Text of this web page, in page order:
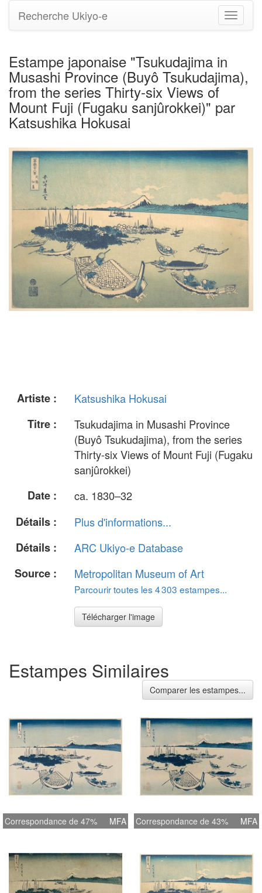
Basculer
la
Recherche Ukiyo-e
Estampe japonaise "Tsukudajima in
Musashi Province (Buyô Tsukudajima),
from the series Thirty-six Views of
Mount Fuji (Fugaku sanjûrokkei)" par
Katsushika Hokusai
Artiste :
Katsushika Hokusai
Titre :
Tsukudajima in Musashi Province
(Buyô Tsukudajima), from the series
Thirty-six Views of Mount Fuji (Fugaku
sanjûrokkei)
Date :
ca. 1830–32
Détails :
Plus d'informations...
Détails :
ARC Ukiyo-e Database
Source :
Metropolitan Museum of Art
Parcourir toutes les 4 303 estampes...
Télécharger l'image
Estampes Similaires
Comparer les estampes...
Correspondance de 47% MFA Correspondance de 43% MFA